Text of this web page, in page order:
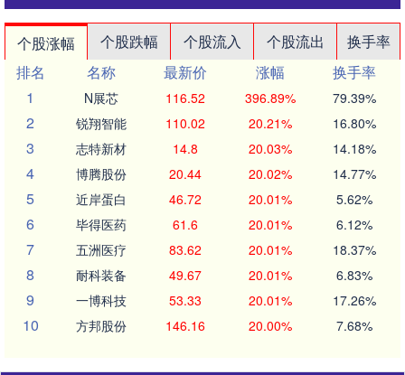
个股涨幅 个股跌幅 个股流入 个股流出
换手率
排名
名称 最新价 涨幅
换手率
1
N展芯 116.52 396.89% 79.39%
2 锐翔智能 110.02 20.21% 16.80%
3 志特新材 14.8 20.03% 14.18%
4 博腾股份 20.44 20.02% 14.77%
5 近岸蛋白 46.72 20.01% 5.62%
6 毕得医药 61.6 20.01% 6.12%
7 五洲医疗 83.62 20.01% 18.37%
8 耐科装备 49.67 20.01% 6.83%
9 一博科技 53.33 20.01% 17.26%
10 方邦股份 146.16 20.00% 7.68%